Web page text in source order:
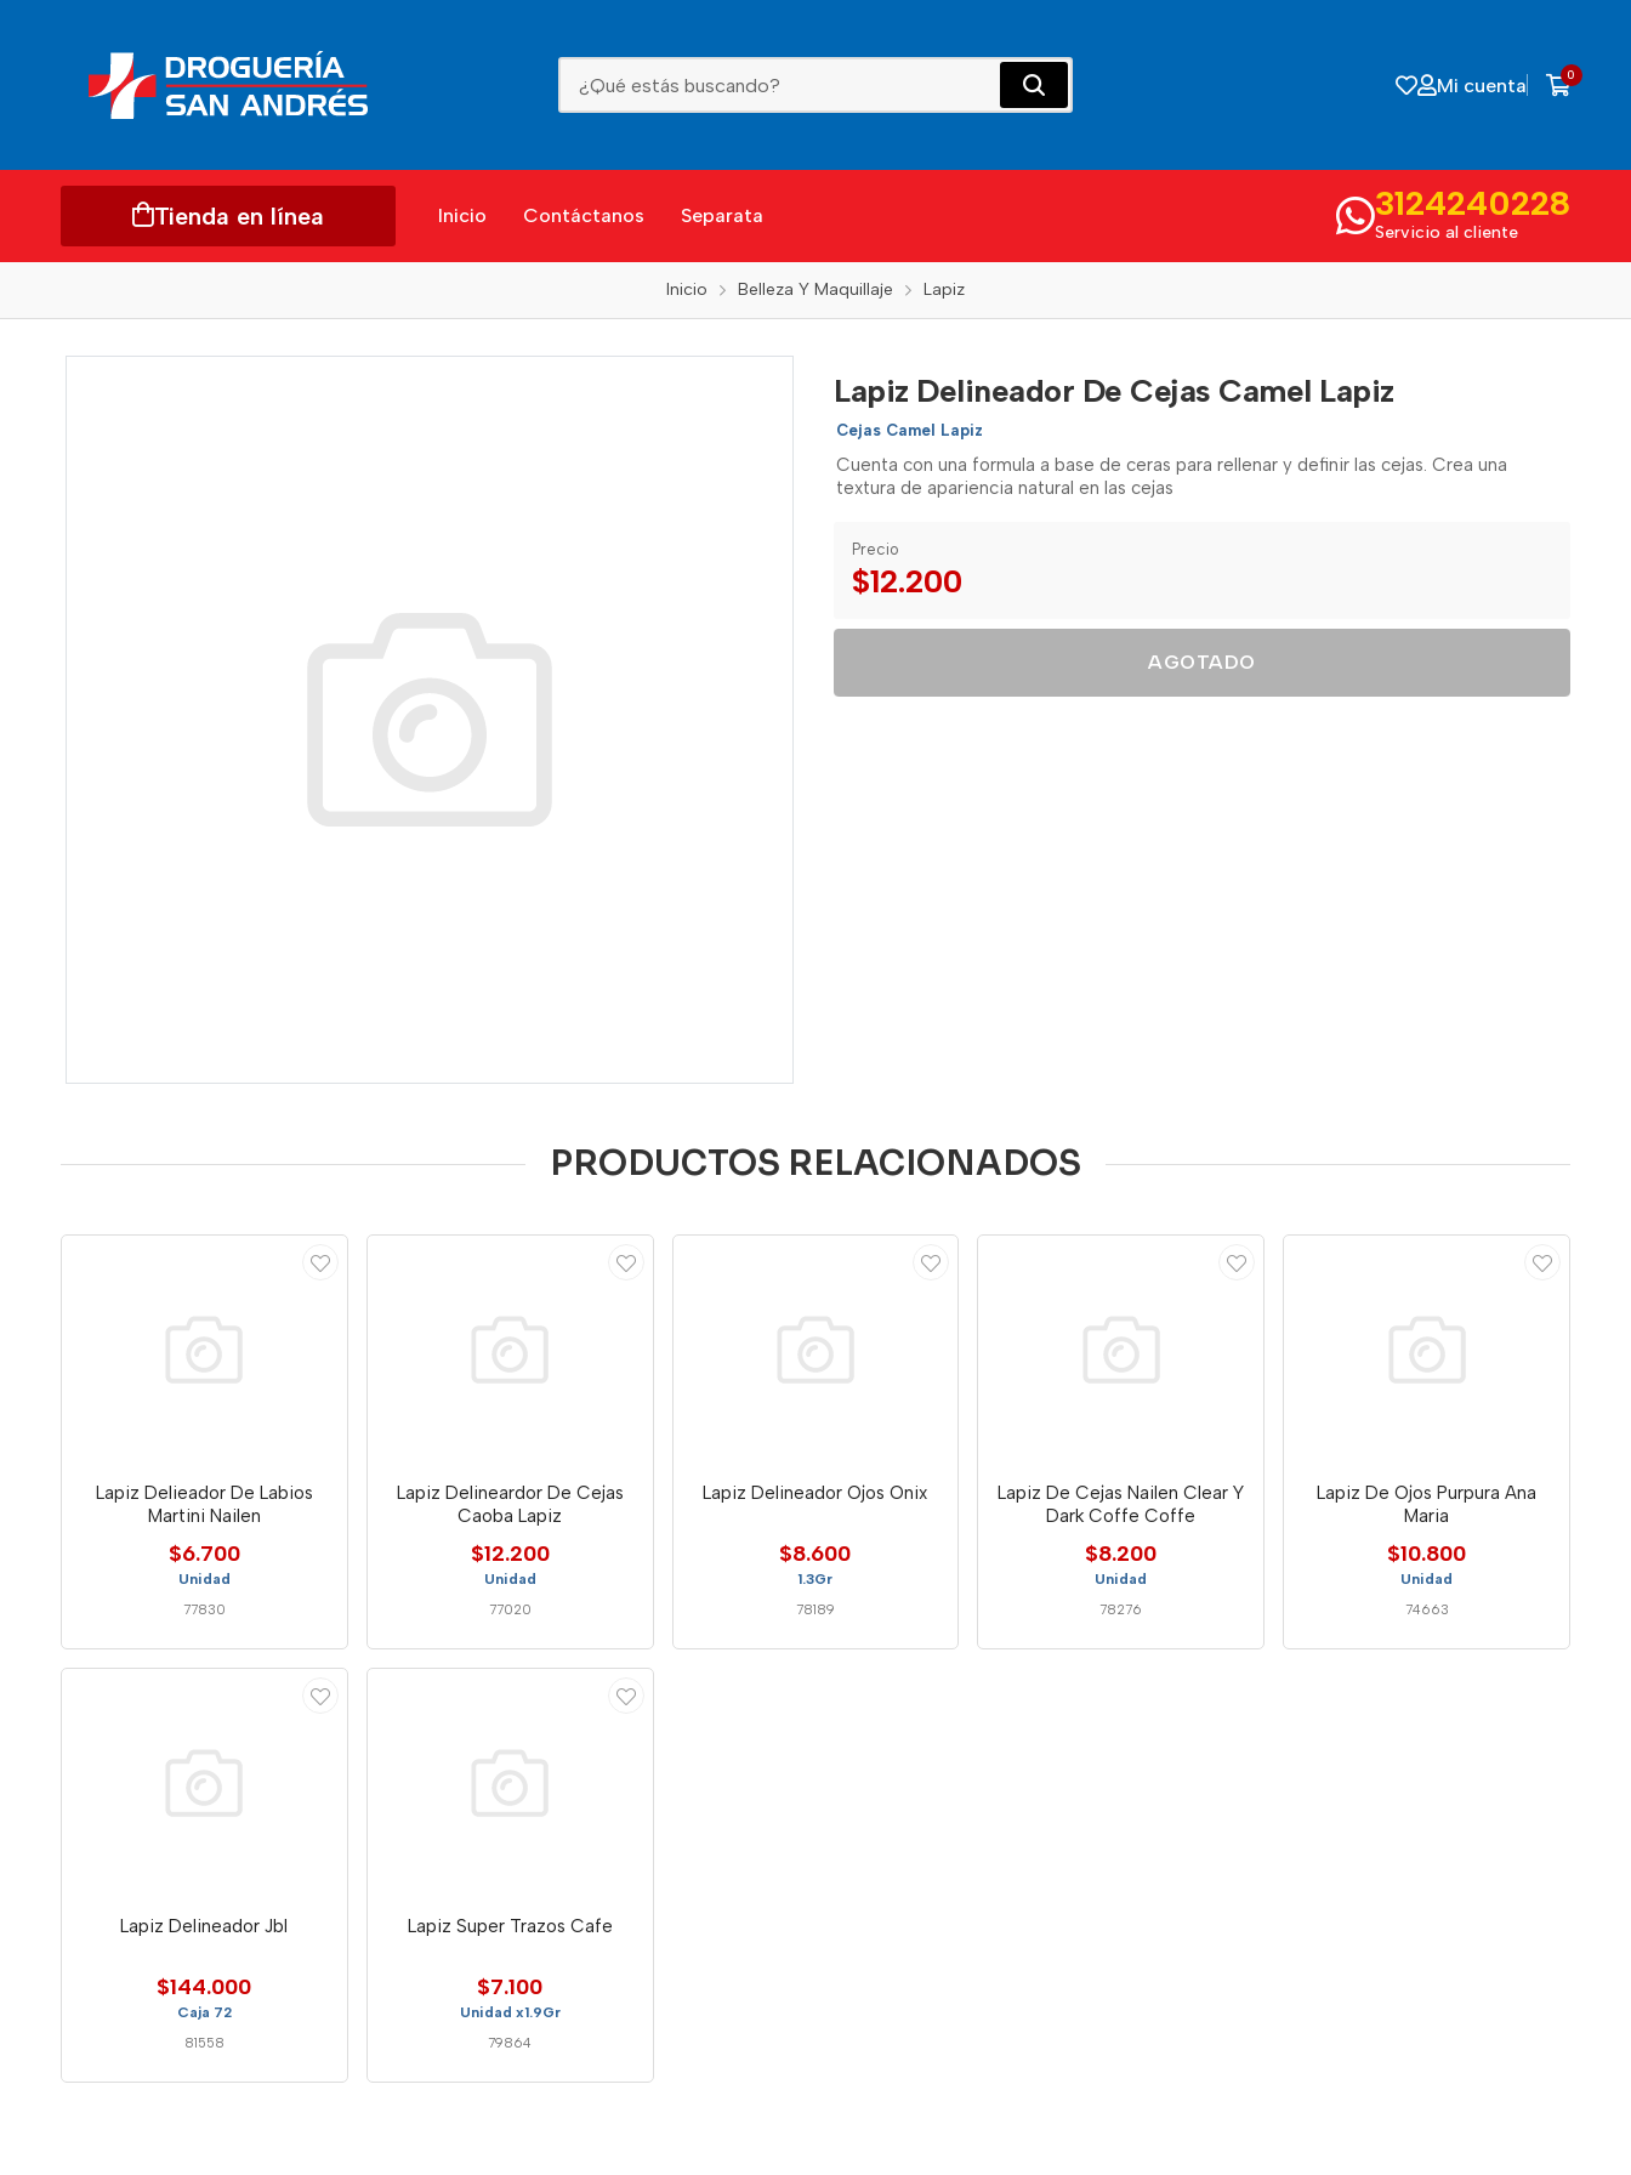
Mi cuenta 0
Tienda en línea Inicio Contáctanos Separata 3124240228
Servicio al cliente
Inicio Belleza Y Maquillaje Lapiz
Lapiz Delineador De Cejas Camel Lapiz
Cejas Camel Lapiz
Cuenta con una formula a base de ceras para rellenar y definir las cejas. Crea una
textura de apariencia natural en las cejas
Precio
$12.200
AGOTADO
PRODUCTOS RELACIONADOS
Lapiz Delieador De Labios
Martini Nailen
$6.700
Unidad
77830
Lapiz Delineardor De Cejas
Caoba Lapiz
$12.200
Unidad
77020
Lapiz Delineador Ojos Onix
$8.600
1.3Gr
78189
Lapiz De Cejas Nailen Clear Y
Dark Coffe Coffe
$8.200
Unidad
78276
Lapiz De Ojos Purpura Ana
Maria
$10.800
Unidad
74663
Lapiz Delineador Jbl
$144.000
Caja 72
81558
Lapiz Super Trazos Cafe
$7.100
Unidad x1.9Gr
79864